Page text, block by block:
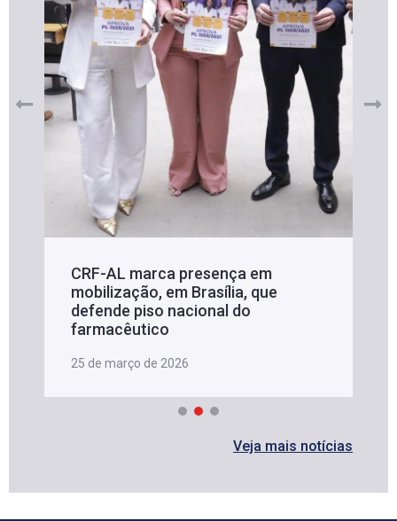
CRF-AL marca presença em
mobilização, em Brasília, que
defende piso nacional do
farmacêutico
25 de março de 2026
Veja mais notícias